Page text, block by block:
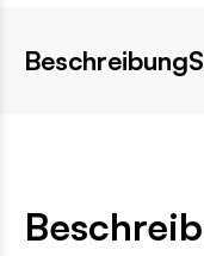
Beschreibung